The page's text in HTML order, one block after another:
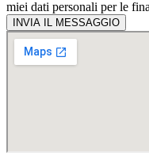
miei dati personali per le
INVIA IL MESSAGGIO